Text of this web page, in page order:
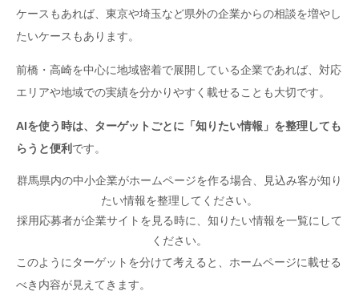
ケースもあれば、東京や埼玉など県外の企業からの相談を増やし
たいケースもあります。
前橋・高崎を中心に地域密着で展開している企業であれば、対応
エリアや地域での実績を分かりやすく載せることも大切です。
AIを使う時は、ターゲットごとに「知りたい情報」を整理しても
らうと便利 です。
群馬県内の中小企業がホームページを作る場合、見込み客が知り
たい情報を整理してください。
採用応募者が企業サイトを見る時に、知りたい情報を一覧にして
ください。
このようにターゲットを分けて考えると、ホームページに載せる
べき内容が見えてきます。